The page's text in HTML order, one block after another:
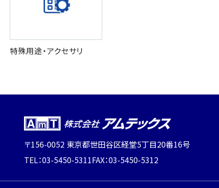
特殊用途・アクセサリ
〒156-0052 東京都世田谷区経堂5丁目20番16号
TEL：03-5450-5311FAX：03-5450-5312